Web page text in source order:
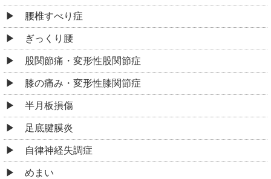
腰椎すべり症
ぎっくり腰
股関節痛・変形性股関節症
膝の痛み・変形性膝関節症
半月板損傷
足底腱膜炎
自律神経失調症
めまい